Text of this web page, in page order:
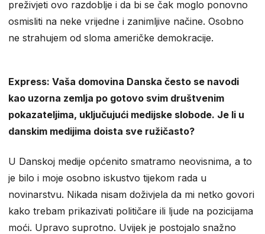
preživjeti ovo razdoblje i da bi se čak moglo ponovno
osmisliti na neke vrijedne i zanimljive načine. Osobno
ne strahujem od sloma američke demokracije.
Express: Vaša domovina Danska često se navodi
kao uzorna zemlja po gotovo svim društvenim
pokazateljima, uključujući medijske slobode. Je li u
danskim medijima doista sve ružičasto?
U Danskoj medije općenito smatramo neovisnima, a to
je bilo i moje osobno iskustvo tijekom rada u
novinarstvu. Nikada nisam doživjela da mi netko govori
kako trebam prikazivati političare ili ljude na pozicijama
moći. Upravo suprotno. Uvijek je postojalo snažno